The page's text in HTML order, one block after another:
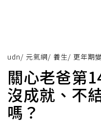
udn/ 元氣網/ 養生/ 更年期
關心老爸第
沒成就、不
嗎？